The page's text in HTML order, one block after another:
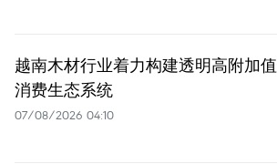
越南木材行业着力构建透明高附加值
消费生态系统
07/08/2026 04:10